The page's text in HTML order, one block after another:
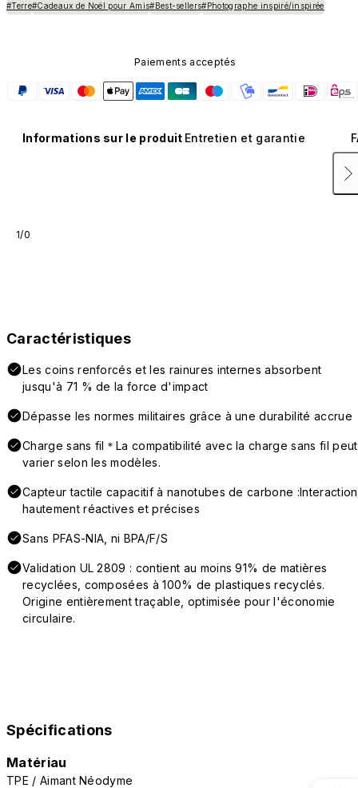
#Terre#Cadeaux de Noël pour Amis#Best-sellers#Photographe inspiré/inspirée
Paiements acceptés
Informations sur le produit Entretien et garantie
1/0
Caractéristiques
Les coins renforcés et les rainures internes absorbent
jusqu'à 71 % de la force d'impact
Dépasse les normes militaires grâce à une durabilité accrue
Charge sans fil＊La compatibilité avec la charge sans fil peut
varier selon les modèles.
Capteur tactile capacitif à nanotubes de carbone
hautement réactives et précises
Sans PFAS-NIA, ni BPA/F/S
Validation UL 2809 : contient au moins 91% de matières
recyclées, composées à 100% de plastiques recyclés.
Origine entièrement traçable, optimisée pour l'économie
circulaire.
Spécifications
Matériau
TPE / Aimant Néodyme